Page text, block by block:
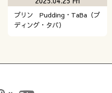
プリン Pudding・TaBa（プ
ディング・タバ）